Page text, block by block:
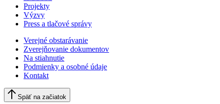
Projekty
Výzvy
Press a tlačové správy
Verejné obstarávanie
Zverejňovanie dokumentov
Na stiahnutie
Podmienky a osobné údaje
Kontakt
Späť na začiatok